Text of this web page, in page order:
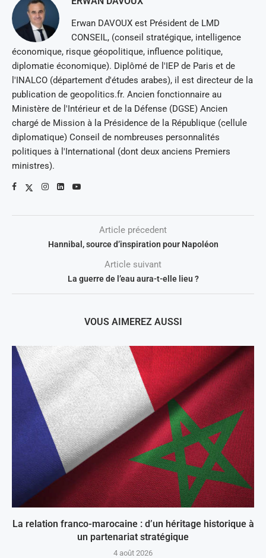
Erwan DAVOUX est Président de LMD
CONSEIL, (conseil stratégique, intelligence
économique, risque géopolitique, influence politique,
diplomatie économique). Diplômé de l'IEP de Paris et de
l'INALCO (département d'études arabes), il est directeur de la
publication de geopolitics.fr. Ancien fonctionnaire au
Ministère de l'Intérieur et de la Défense (DGSE) Ancien
chargé de Mission à la Présidence de la République (cellule
diplomatique) Conseil de nombreuses personnalités
politiques à l'International (dont deux anciens Premiers
ministres).
Article précedent
Hannibal, source d’inspiration pour Napoléon
Article suivant
La guerre de l’eau aura-t-elle lieu ?
VOUS AIMEREZ AUSSI
La relation franco-marocaine : d’un héritage historique à
un partenariat stratégique
4 août 2026